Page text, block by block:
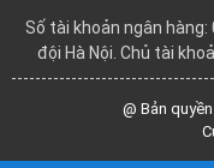
Số tài khoản ngân
đội Hà Nội. Chủ tài
@ Bản